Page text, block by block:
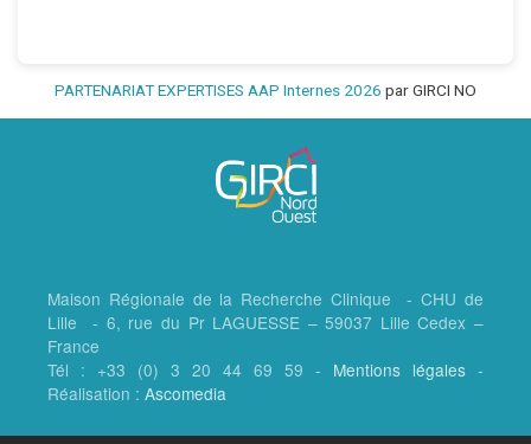
PARTENARIAT EXPERTISES AAP Internes 2026 par GIRCI NO
Maison Régionale de la Recherche Clinique - CHU de
Lille - 6, rue du Pr LAGUESSE – 59037 Lille Cedex –
France
Tél : +33 (0) 3 20 44 69 59 - Mentions légales -
Réalisation : Ascomedia